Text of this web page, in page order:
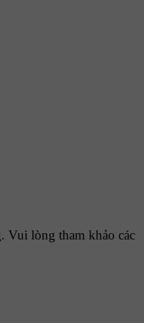
Vui lòng tham khảo các